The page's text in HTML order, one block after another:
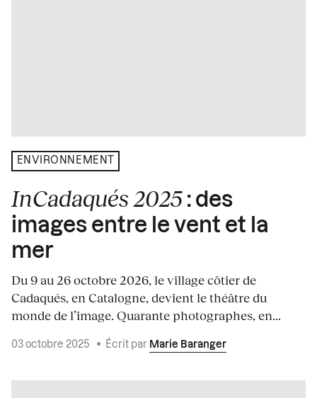
ENVIRONNEMENT
InCadaqués 2025 : des
images entre le vent et la
mer
Du 9 au 26 octobre 2026, le village côtier de
Cadaqués, en Catalogne, devient le théâtre du
monde de l’image. Quarante photographes, en...
03 octobre 2025 • Écrit par Marie Baranger